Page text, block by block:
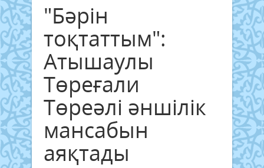
"Бәрін
тоқтаттым":
Атышаулы
Төреғали
Төреәлі әншілік
мансабын
аяқтады